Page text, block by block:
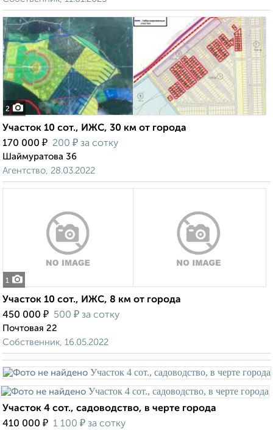
2
Участок 10 сот., ИЖС, 30 км от города
170 000 ₽ 200 ₽ за сотку
Шаймуратова 36
Агентство, 28.03.2022
1
Участок 10 сот., ИЖС, 8 км от города
450 000 ₽ 500 ₽ за сотку
Почтовая 22
Собственник, 16.05.2022
Участок 4 сот., садоводство, в черте города
410 000 ₽ 1 100 ₽ за сотку